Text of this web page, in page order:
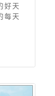
好天
每天